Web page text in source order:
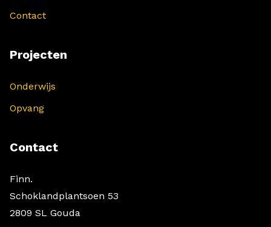
Contact
Projecten
Onderwijs
Opvang
Contact
Finn.
Schoklandplantsoen 53
2809 SL Gouda